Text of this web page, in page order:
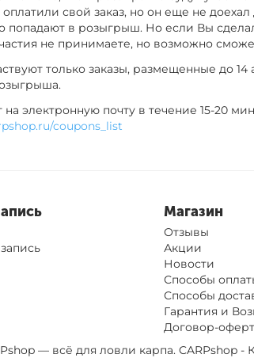
свой заказ, но он еще не
попадают в розыгрыш. Но если Вы
не принимаете, но возможно
только заказы, размещенные до 14
электронную почту в течение 15-20
coupons_list
Магазин
Отзывы
Акции
Новости
Способы
Способы
Гарантия и
Договор-
— всё для ловли карпа.